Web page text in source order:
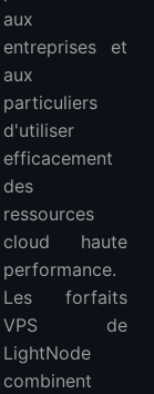
aux
entreprises et
aux
particuliers
d'utiliser
efficacement
des
ressources
cloud haute
performance.
Les forfaits
VPS de
LightNode
combinent